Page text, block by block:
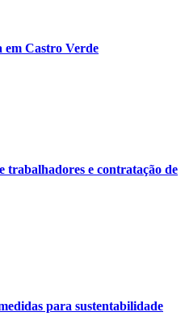
em Castro Verde
e contratação de
para sustentabilidade